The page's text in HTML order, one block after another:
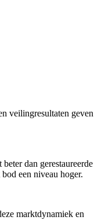
veilingresultaten geven
dan gerestaureerde
een niveau hoger.
marktdynamiek en